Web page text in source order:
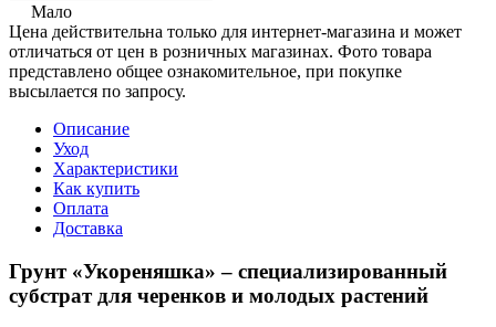
Мало
Цена действительна только для интернет-магазина и может
отличаться от цен в розничных магазинах. Фото товара
представлено общее ознакомительное, при покупке
высылается по запросу.
Описание
Уход
Характеристики
Как купить
Оплата
Доставка
Грунт «Укореняшка» – специализированный
субстрат для черенков и молодых растений